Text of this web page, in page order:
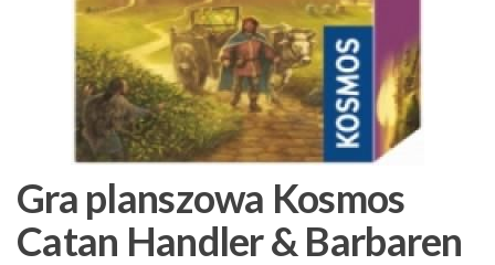
Gra planszowa Kosmos
Catan Handler & Barbaren